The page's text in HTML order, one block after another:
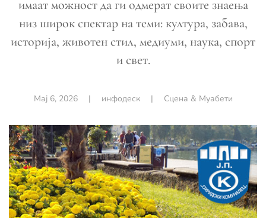
имаат можност да ги одмерат своите знаења
низ широк спектар на теми: култура, забава,
историја, животен стил, медиуми, наука, спорт
и свет.
Мај 6, 2026| инфодеск| Сцена & Муабети